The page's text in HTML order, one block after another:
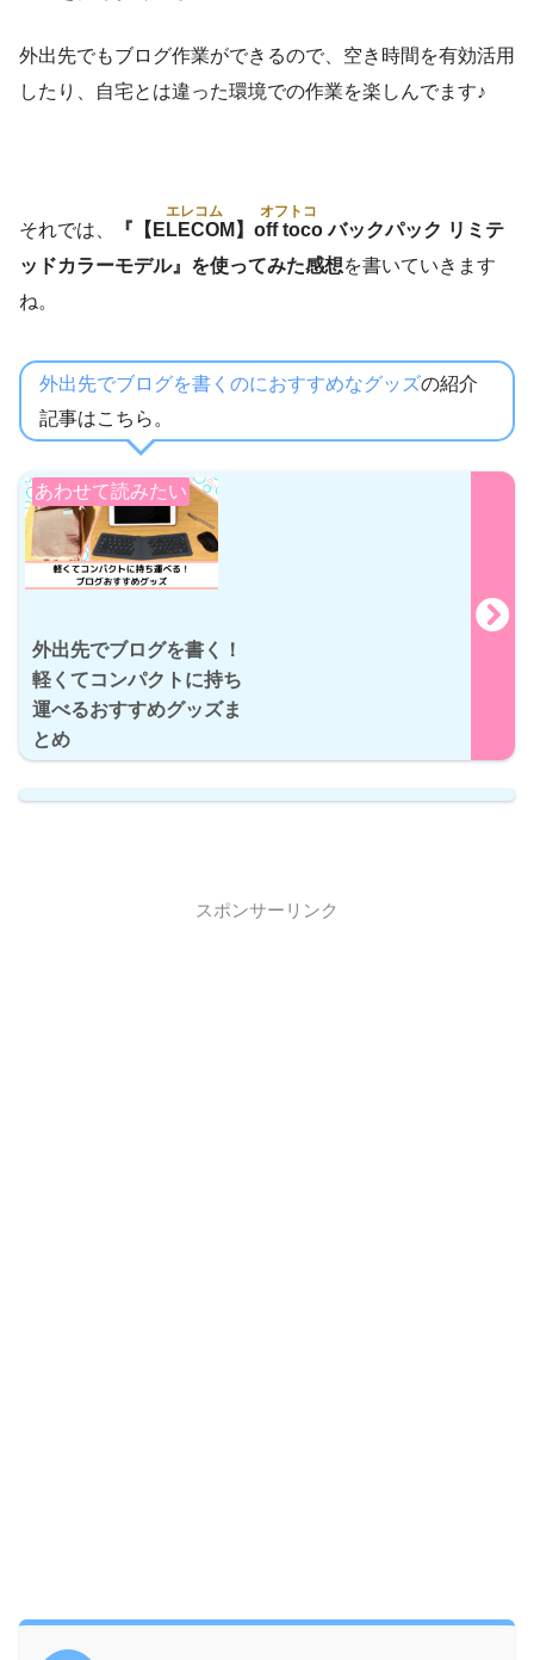
外出先でもブログ作業ができるので、空き時間を有効活用
したり、自宅とは違った環境での作業を楽しんでます♪
それでは、 『【 ELECOM
エレコム
】 off toco
オフトコ
バックパック リミテ
ッドカラーモデル』を使ってみた感想を書いていきます
ね。
外出先でブログを書くのにおすすめなグッズの紹介
記事はこちら。
外出先でブログを書く！
軽くてコンパクトに持ち
運べるおすすめグッズま
とめ
スポンサーリンク